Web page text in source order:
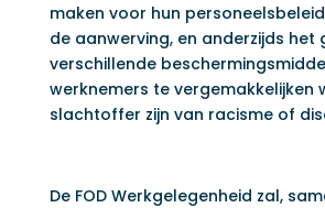
maken voor hun
de aanwerving, en anderzijds het
verschillende
werknemers te vergemakkelijken
slachtoffer zijn van racisme of
De FOD Werkgelegenheid zal,